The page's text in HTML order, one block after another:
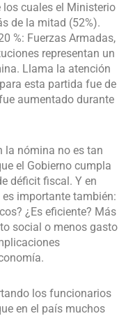
los cuales el Ministerio
de la mitad (52%).
%: Fuerzas Armadas,
representan un
Llama la atención
esta partida fue de
aumentado durante
la nómina no es tan
el Gobierno cumpla
déficit fiscal. Y en
importante también:
¿Es eficiente? Más
social o menos gasto
los funcionarios
en el país muchos